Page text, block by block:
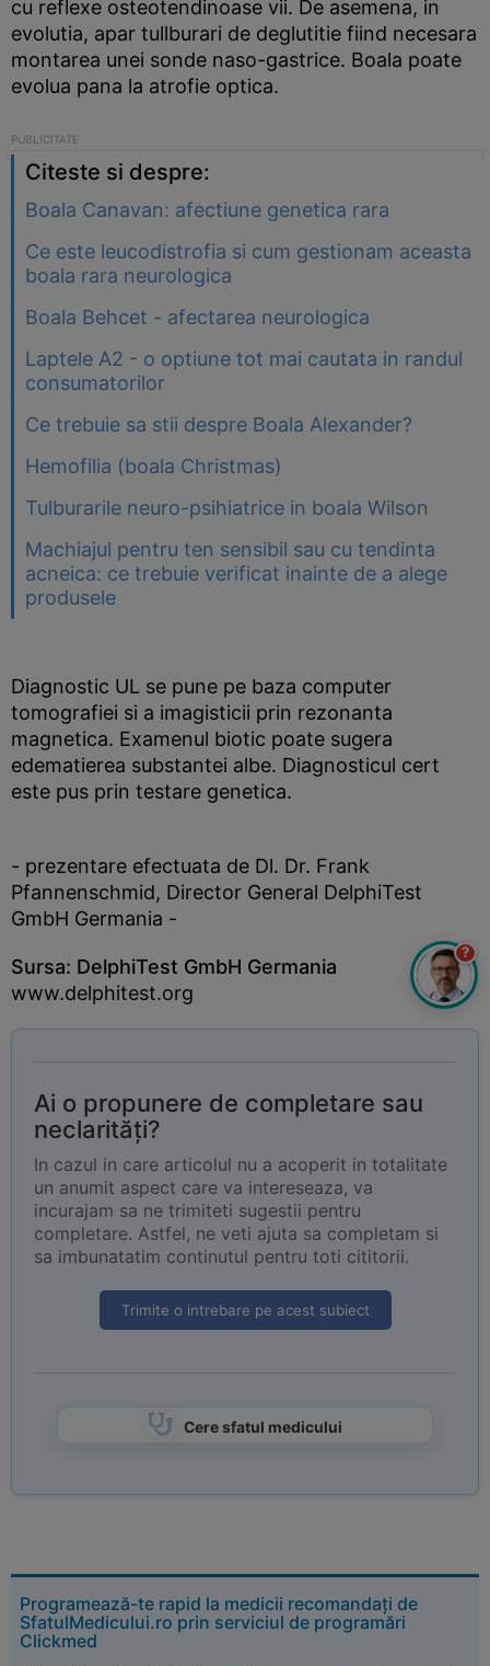
cu reflexe osteotendinoase vii. De asemena, in
evolutia, apar tullburari de deglutitie fiind necesara
montarea unei sonde naso-gastrice. Boala poate
evolua pana la atrofie optica.
Citeste si despre:
Boala Canavan: afectiune genetica rara
Ce este leucodistrofia si cum gestionam aceasta
boala rara neurologica
Boala Behcet - afectarea neurologica
Laptele A2 - o optiune tot mai cautata in randul
consumatorilor
Ce trebuie sa stii despre Boala Alexander?
Hemofilia (boala Christmas)
Tulburarile neuro-psihiatrice in boala Wilson
Machiajul pentru ten sensibil sau cu tendinta
acneica: ce trebuie verificat inainte de a alege
produsele
Diagnostic UL se pune pe baza computer
tomografiei si a imagisticii prin rezonanta
magnetica. Examenul biotic poate sugera
edematierea substantei albe. Diagnosticul cert
este pus prin testare genetica.
- prezentare efectuata de Dl. Dr. Frank
Pfannenschmid, Director General DelphiTest
GmbH Germania -
Sursa: DelphiTest GmbH Germania
www.delphitest.org
Ai o propunere de completare sau
neclarități?
In cazul in care articolul nu a acoperit in totalitate
un anumit aspect care va intereseaza, va
incurajam sa ne trimiteti sugestii pentru
completare. Astfel, ne veti ajuta sa completam si
sa imbunatatim continutul pentru toti cititorii.
Trimite o intrebare pe acest subiect
Cere sfatul medicului
Programează-te rapid la medicii recomandați de
SfatulMedicului.ro prin serviciul de programări
Clickmed
?